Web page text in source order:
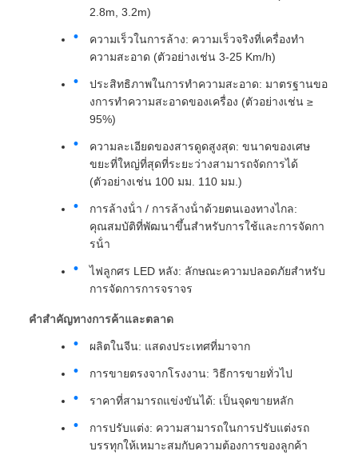
2.8m, 3.2m)
ความเร็วในการล้าง: ความเร็วจริงที่เครื่องทํา
ความสะอาด (ตัวอย่างเช่น 3-25 Km/h)
ประสิทธิภาพในการทําความสะอาด: มาตรฐานขอ
งการทําความสะอาดของเครื่อง (ตัวอย่างเช่น ≥
95%)
ความละเอียดของสารดูดสูงสุด: ขนาดของเศษ
ขยะที่ใหญ่ที่สุดที่ระยะว่างสามารถจัดการได้
(ตัวอย่างเช่น 100 มม. 110 มม.)
การล้างน้ํา / การล้างน้ําด้วยตนเองทางไกล:
คุณสมบัติที่พัฒนาขึ้นสําหรับการใช้และการจัดกา
รน้ํา
ไฟลูกศร LED หลัง: ลักษณะความปลอดภัยสําหรับ
การจัดการการจราจร
คําสําคัญทางการค้าและตลาด
ผลิตในจีน: แสดงประเทศที่มาจาก
การขายตรงจากโรงงาน: วิธีการขายทั่วไป
ราคาที่สามารถแข่งขันได้: เป็นจุดขายหลัก
การปรับแต่ง: ความสามารถในการปรับแต่งรถ
บรรทุกให้เหมาะสมกับความต้องการของลูกค้า